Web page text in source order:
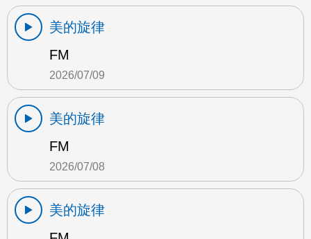
美的旋律
FM
2026/07/09
美的旋律
FM
2026/07/08
美的旋律